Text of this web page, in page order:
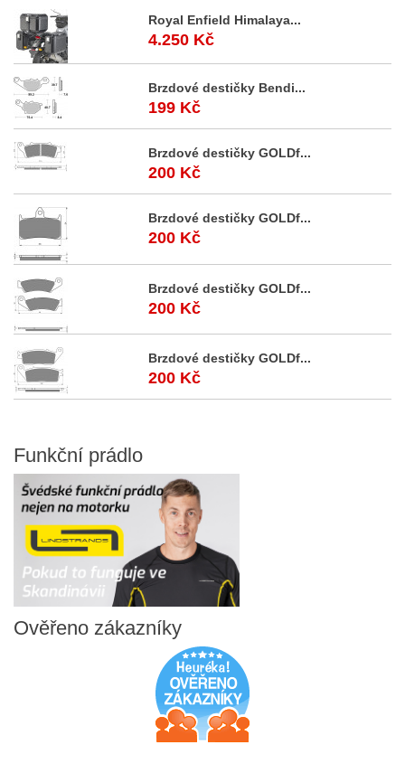
Royal Enfield Himalaya...
4.250 Kč
Brzdové destičky Bendi...
199 Kč
Brzdové destičky GOLDf...
200 Kč
Brzdové destičky GOLDf...
200 Kč
Brzdové destičky GOLDf...
200 Kč
Brzdové destičky GOLDf...
200 Kč
Funkční prádlo
Ověřeno zákazníky